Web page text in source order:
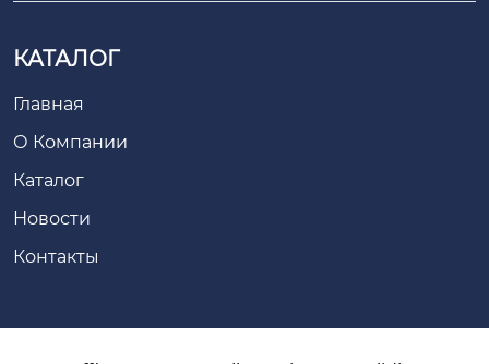
КАТАЛОГ
Главная
О Компании
Каталог
Новости
Контакты